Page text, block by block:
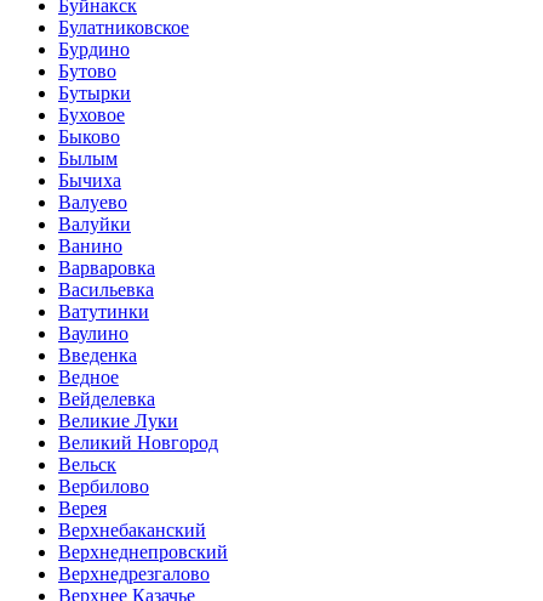
Буйнакск
Булатниковское
Бурдино
Бутово
Бутырки
Буховое
Быково
Былым
Бычиха
Валуево
Валуйки
Ванино
Варваровка
Васильевка
Ватутинки
Ваулино
Введенка
Ведное
Вейделевка
Великие Луки
Великий Новгород
Вельск
Вербилово
Верея
Верхнебаканский
Верхнеднепровский
Верхнедрезгалово
Верхнее Казачье